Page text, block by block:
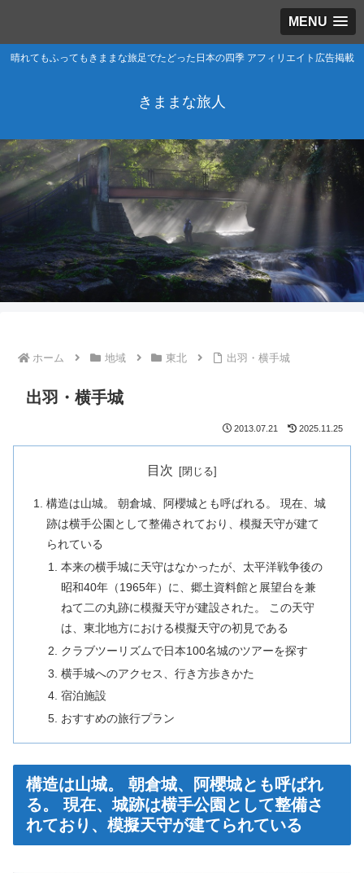
MENU
晴れてもふってもきままな旅足でたどった日本の四季 アフィリエイト広告掲載
きままな旅人
ホーム 地域 東北 出羽・横手城
出羽・横手城
2013.07.21 2025.11.25
目次
構造は山城。 朝倉城、阿櫻城とも呼ばれる。 現在、城
跡は横手公園として整備されており、模擬天守が建て
られている
本来の横手城に天守はなかったが、太平洋戦争後の
昭和40年（1965年）に、郷土資料館と展望台を兼
ねて二の丸跡に模擬天守が建設された。 この天守
は、東北地方における模擬天守の初見である
クラブツーリズムで日本100名城のツアーを探す
横手城へのアクセス、行き方歩きかた
宿泊施設
おすすめの旅行プラン
構造は山城。 朝倉城、阿櫻城とも呼ばれ
る。 現在、城跡は横手公園として整備さ
れており、模擬天守が建てられている